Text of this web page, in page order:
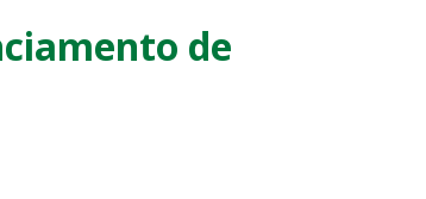
de